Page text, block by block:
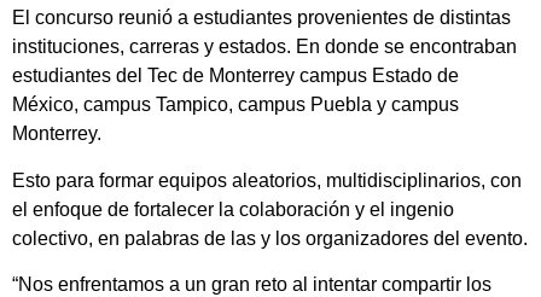
El concurso reunió a estudiantes provenientes de distintas
instituciones, carreras y estados. En donde se encontraban
estudiantes del Tec de Monterrey campus Estado de
México, campus Tampico, campus Puebla y campus
Monterrey.
Esto para formar equipos aleatorios, multidisciplinarios, con
el enfoque de fortalecer la colaboración y el ingenio
colectivo, en palabras de las y los organizadores del evento.
“Nos enfrentamos a un gran reto al intentar compartir los